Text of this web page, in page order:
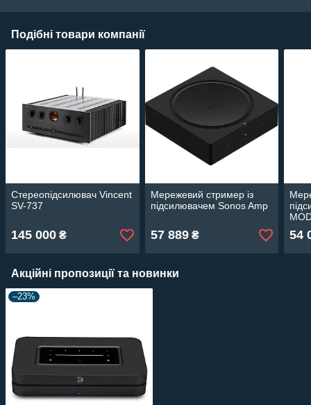
Подібні товари компанії
Стереопідсилювач Vincent
SV-737
145 000 ₴
Мережевий стример із
підсилювачем Sonos Amp
57 889₴ 54
Акційні пропозиції та новинки
–23%